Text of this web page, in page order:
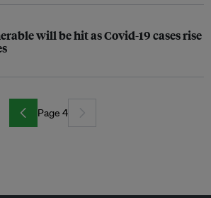
will be hit as Covid-19 cases rise
Page 4